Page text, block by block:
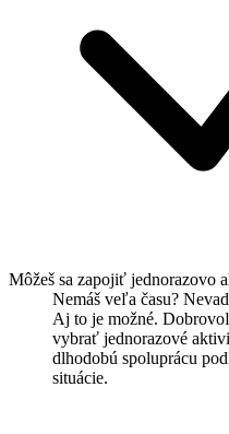
Môžeš sa zapojiť jednorazovo
Nemáš veľa času?
Aj to je možné.
vybrať jednorazové
dlhodobú spoluprácu
situácie.